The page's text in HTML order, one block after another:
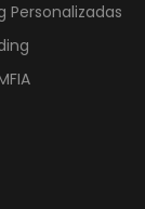
Personalizadas